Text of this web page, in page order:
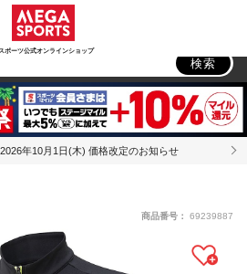
ポーツ公式オンラインショップ
ア
検索
年10月1日(木) 価格改定のお知らせ
商品番号： 69239887